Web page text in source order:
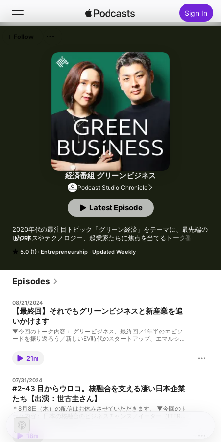
Sign In
Top Charts
経済番組 グリーンビジネス
Podcast Studio Chronicle
5.0 (1) Entrepreneurship Updated Weekly
2020年代の最注目トピック「グリーン経済」をテーマに、最先端の
ビジネスやテクノロジー、起業家たちに焦点を当てるトーク番組。2
構想する、そんな仕掛け人たちに会いに行きます。MCは
曜日配信。#グリーンビジネス（旧番組名：GREEN IMPACT）
▼出演：
https://twitter.com/naoyoshi510
岡ゆづは（NewsPicks編集部 記者）
https://twitter.com/OkaYuzuha
▼プロデュース：
https://twitter.com/nmrtkfm
▼デザイン：
岩城ユリエ
▼参考URL：
NewsPicks 地球支局 連載　⁠⁠⁠⁠https://newspicks.com/user/20087/⁠
Podcast Studio Chronicle 制作番組一覧　https://chronicle-
inc.net/
MORE
Latest Episode
Follow
Episodes
08/21/2024
【最終回】それでもグリーンビジネスと新産業を追
いかけます
▼今回のトーク内容： グリービジネス、最終回／1年半のエピソ
ードを振り返ろう／新しいEV時代のスタートアップ、エマルショ
影響を与えたLower Carbon Capital／日本のスタートアップを探
し続けた1年半／新産業DACのPlanet Savers／日本の遺産を引き
継ぐ植物工場／全ての産業に関わるグリーン産業／既存プレイヤ
の情報をPodcastで届ける難しさ／今後やっていきたい取材／半
導体に注目していこう／「AIと電力エネルギー」から目が離せな
い／マトリックス的ディストピアがやってくる？ ▼番組概要：
2020年代の最注目トピック「グリーン経済」をテーマに、最先端
のビジネスやテクノロジー、起業家たちに焦点を当てるトーク番
組。2人のジャーナリストが世界中を旅しながら、地球を救うビジ
ネスを構想する、そんな仕掛け人たちに会いに行きます。MCは
「NewsPicks地球支局」の後藤直義と岡ゆづはが務めます。毎週
21m
07/31/2024
#2-43 目からウロコ。核融合を支える凄い日本企業
たち【出演：世古圭さん】
＊8月8日（木）の配信はお休みさせていただきます。 ▼今回のト
ーク内容： 日本の核融合のビジネスチャンス／イーター（ITER）
の技術を日本が輸出している／超電動コイル、ダイバーター、ブ
ランケット技術／日本が市場を待つ高温超電導（HTS）／助川電
気工業の液体金属技術／ブランケットから熱を取り出すテクノロ
18m